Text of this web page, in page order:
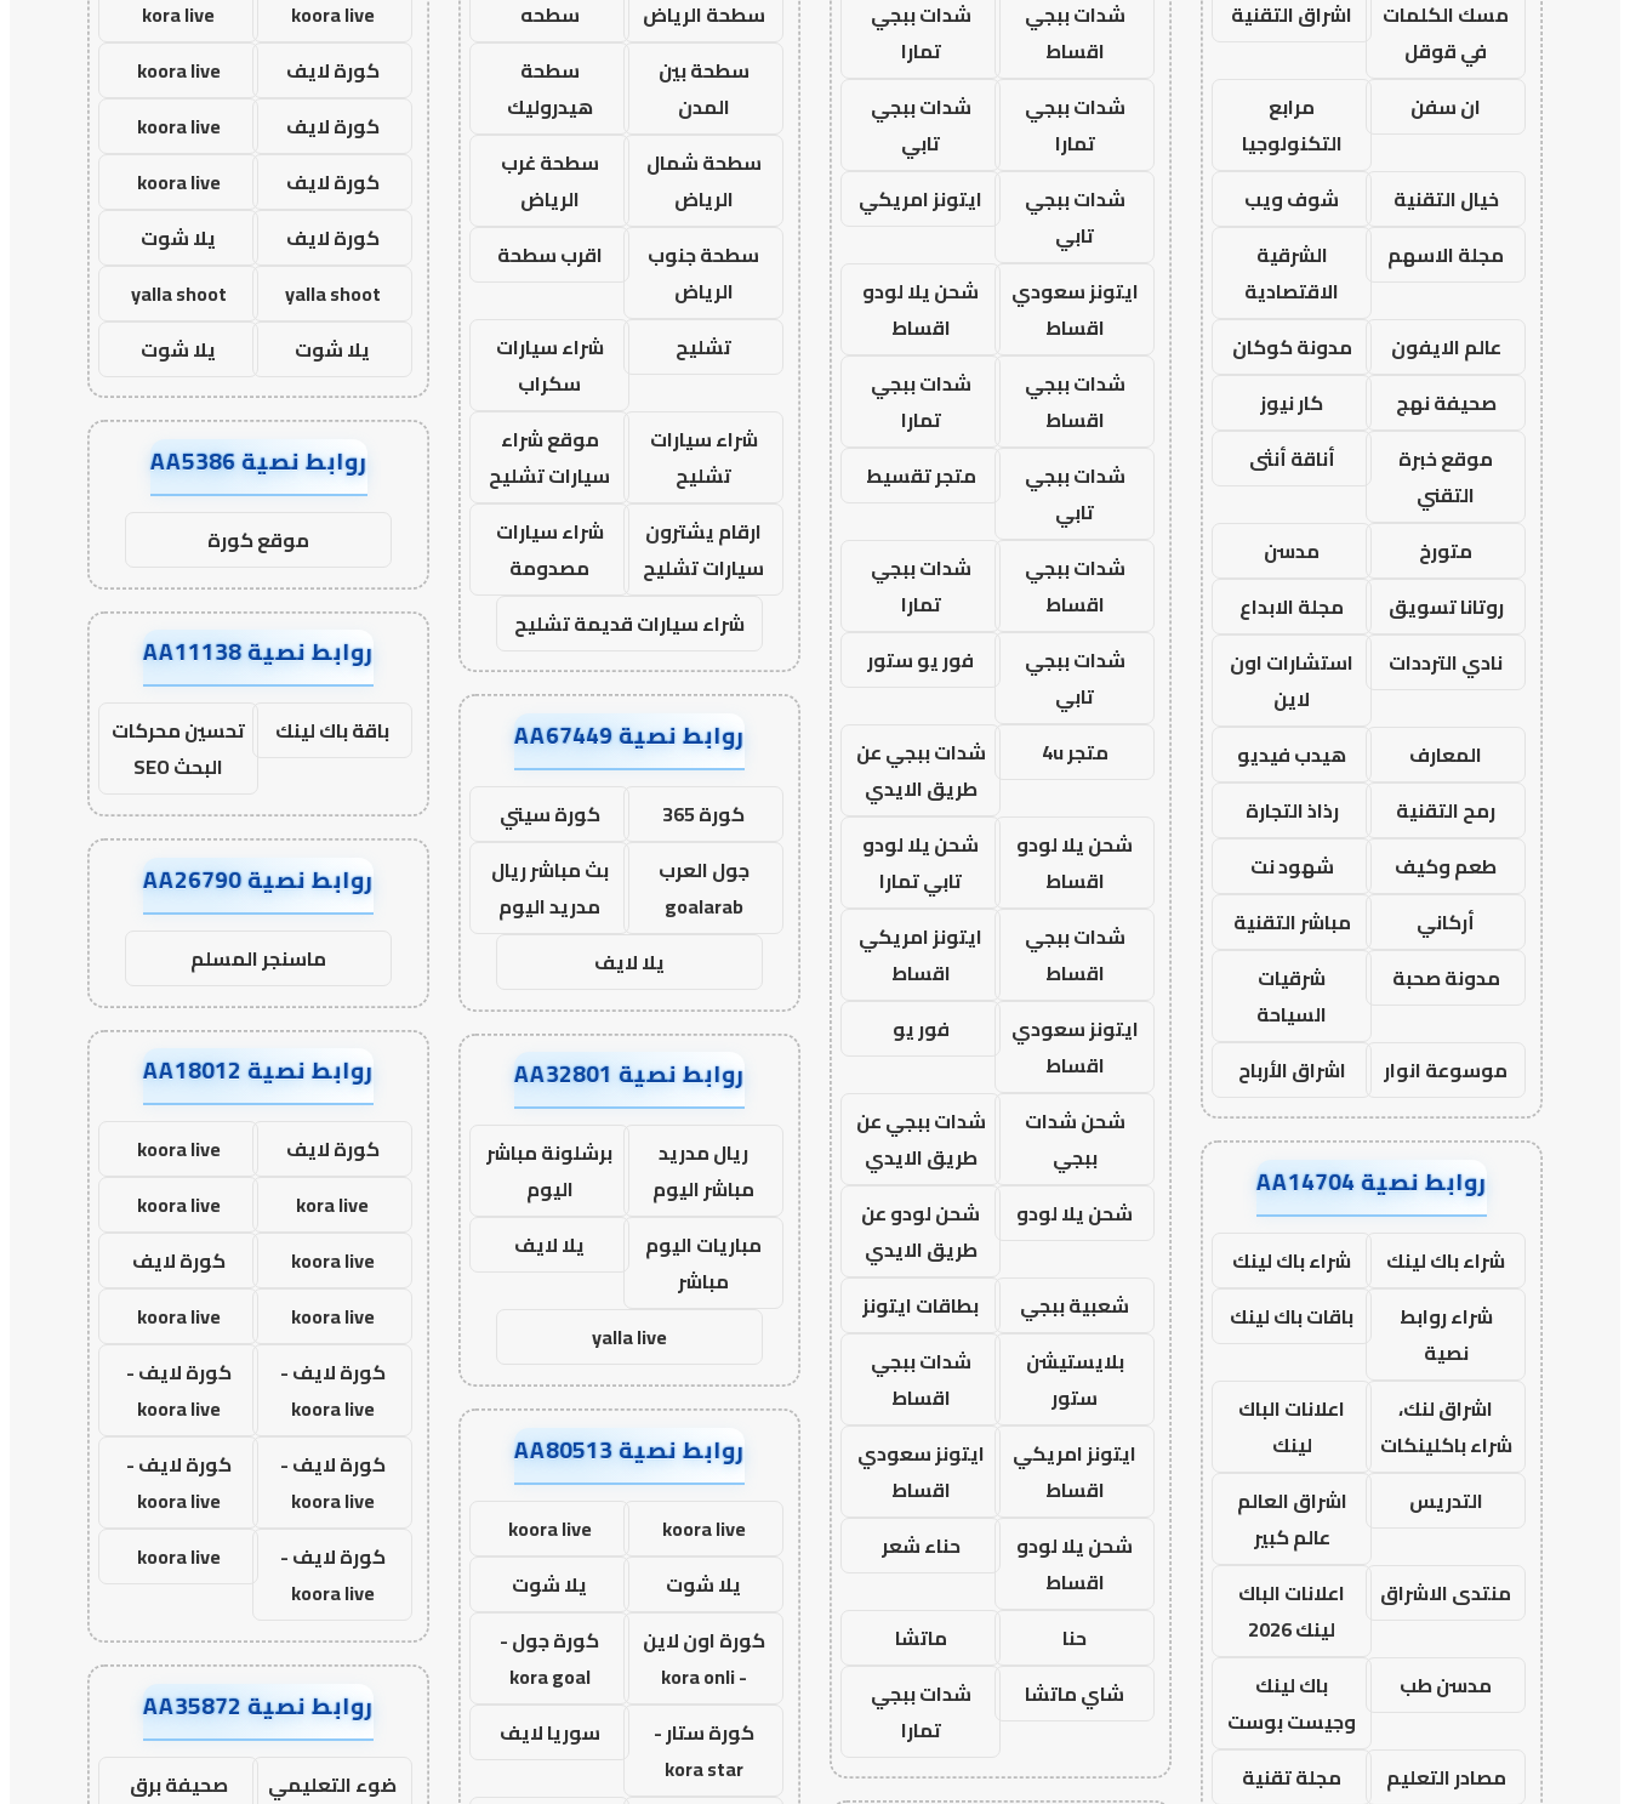
مسك الكلمات
في قوقل
اشراق التقنية
ان سفن
مرابع
التكنولوجيا
خيال التقنية
شوف ويب
مجلة الاسهم
الشرقية
الاقتصادية
عالم الايفون
مدونة كوكان
صحيفة نهج
كار نيوز
موقع خبرة
التقني
أناقة أنثى
متورخ
مدسن
روتانا تسويق
مجلة الابداع
نادي الترددات
استشارات اون
لاين
المعارف
هيدب فيديو
رمح التقنية
رذاذ التجارة
طعم وكيف
شهود نت
أركاني
مباشر التقنية
مدونة صحبة
شرقيات
السياحة
موسوعة انوار
اشراق الأرباح
روابط نصية AA14704
شراء باك لينك
شراء باك لينك
شراء روابط
نصية
باقات باك لينك
اشراق لنك،
شراء باكلينكات
اعلانات الباك
لينك
التدريس
اشراق العالم
عالم كبير
منتدى الاشراق
اعلانات الباك
لينك 2026
مدسن طب
باك لينك
وجيست بوست
مصادر التعليم
مجلة تقنية
شدات ببجي
اقساط
شدات ببجي
تمارا
شدات ببجي
تمارا
شدات ببجي
تابي
شدات ببجي
تابي
ايتونز امريكي
ايتونز سعودي
اقساط
شحن يلا لودو
اقساط
شدات ببجي
اقساط
شدات ببجي
تمارا
شدات ببجي
تابي
متجر تقسيط
شدات ببجي
اقساط
شدات ببجي
تمارا
شدات ببجي
تابي
فور يو ستور
متجر 4u
شدات ببجي عن
طريق الايدي
شحن يلا لودو
اقساط
شحن يلا لودو
تابي تمارا
شدات ببجي
اقساط
ايتونز امريكي
اقساط
ايتونز سعودي
اقساط
فور يو
شحن شدات
ببجي
شدات ببجي عن
طريق الايدي
شحن يلا لودو
شحن لودو عن
طريق الايدي
شعبية ببجي
بطاقات ايتونز
بلايستيشن
ستور
شدات ببجي
اقساط
ايتونز امريكي
اقساط
ايتونز سعودي
اقساط
شحن يلا لودو
اقساط
حناء شعر
حنا
ماتشا
شاي ماتشا
شدات ببجي
تمارا
سطحة الرياض
سطحه
سطحة بين
المدن
سطحة
هيدروليك
سطحة شمال
الرياض
سطحة غرب
الرياض
سطحة جنوب
الرياض
اقرب سطحة
تشليح
شراء سيارات
سكراب
شراء سيارات
تشليح
موقع شراء
سيارات تشليح
ارقام يشترون
سيارات تشليح
شراء سيارات
مصدومة
شراء سيارات قديمة تشليح
روابط نصية AA67449
كورة 365
كورة سيتي
جول العرب
goalarab
بث مباشر ريال
مدريد اليوم
يلا لايف
روابط نصية AA32801
ريال مدريد
مباشر اليوم
برشلونة مباشر
اليوم
مباريات اليوم
مباشر
يلا لايف
yalla live
روابط نصية AA80513
koora live
koora live
يلا شوت
يلا شوت
كورة اون لاين
- kora onli
كورة جول -
kora goal
كورة ستار -
kora star
سوريا لايف
koora live
kora live
كورة لايف
koora live
كورة لايف
koora live
كورة لايف
koora live
كورة لايف
يلا شوت
yalla shoot
yalla shoot
يلا شوت
يلا شوت
روابط نصية AA5386
موقع كورة
روابط نصية AA11138
باقة باك لينك
تحسين محركات
البحث SEO
روابط نصية AA26790
ماسنجر المسلم
روابط نصية AA18012
كورة لايف
koora live
kora live
koora live
koora live
كورة لايف
koora live
koora live
كورة لايف -
koora live
كورة لايف -
koora live
كورة لايف -
koora live
كورة لايف -
koora live
كورة لايف -
koora live
koora live
روابط نصية AA35872
ضوء التعليمي
صحيفة برق